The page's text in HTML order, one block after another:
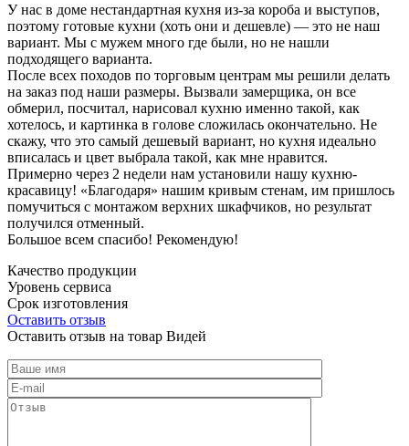
У нас в доме нестандартная кухня из-за короба и выступов,
поэтому готовые кухни (хоть они и дешевле) — это не наш
вариант. Мы с мужем много где были, но не нашли
подходящего варианта.
После всех походов по торговым центрам мы решили делать
на заказ под наши размеры. Вызвали замерщика, он все
обмерил, посчитал, нарисовал кухню именно такой, как
хотелось, и картинка в голове сложилась окончательно. Не
скажу, что это самый дешевый вариант, но кухня идеально
вписалась и цвет выбрала такой, как мне нравится.
Примерно через 2 недели нам установили нашу кухню-
красавицу! «Благодаря» нашим кривым стенам, им пришлось
помучиться с монтажом верхних шкафчиков, но результат
получился отменный.
Большое всем спасибо! Рекомендую!
Качество продукции
Уровень сервиса
Срок изготовления
Оставить отзыв
Оставить отзыв на товар Видей